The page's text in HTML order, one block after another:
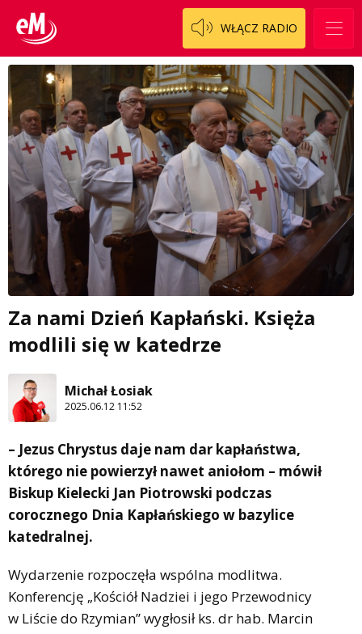
WŁĄCZ RADIO
Za nami Dzień Kapłański. Księża
modlili się w katedrze
Michał Łosiak
2025.06.12 11:52
– Jezus Chrystus daje nam dar kapłaństwa,
którego nie powierzył nawet aniołom – mówił
Biskup Kielecki Jan Piotrowski podczas
corocznego Dnia Kapłańskiego w bazylice
katedralnej.
Wydarzenie rozpoczęła wspólna modlitwa.
Konferencję „Kościół Nadziei i jego Przewodnicy
w Liście do Rzymian” wygłosił ks. dr hab. Marcin